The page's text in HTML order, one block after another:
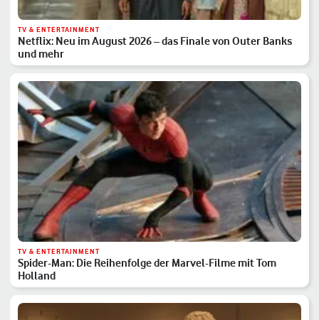
TV & ENTERTAINMENT
Netflix: Neu im August 2026 – das Finale von Outer Banks
und mehr
TV & ENTERTAINMENT
Spider-Man: Die Reihenfolge der Marvel-Filme mit Tom
Holland